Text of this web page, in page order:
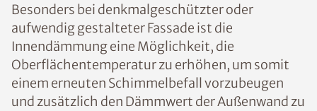
Besonders bei denkmalgeschützter oder
aufwendig gestalteter Fassade ist die
Innendämmung eine Möglichkeit, die
Oberflächentemperatur zu erhöhen, um somit
einem erneuten Schimmelbefall vorzubeugen
und zusätzlich den Dämmwert der Außenwand zu